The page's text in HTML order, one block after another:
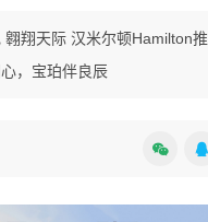
天际 汉米尔顿Hamilton推出两款卡其航空
，宝珀伴良辰